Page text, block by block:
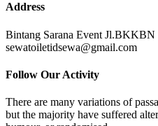
Address
Bintang Sarana Event
sewatoiletidsewa@gmail.com
Follow Our Activity
There are many variations of
but the majority have suffered